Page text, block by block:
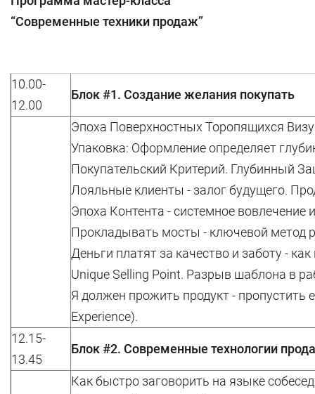
“Современные техники продаж”
10.00-
12.00
Блок #1. Создание желания покупать
Эпоха Поверхностных Торопящихся
Упаковка: Оформление определяет
Покупательский Критерий. Глубинный
Лояльные клиенты - залог будущего.
Эпоха Контента - системное вовлечение
Прокладывать мосты - ключевой метод
Деньги платят за качество и заботу -
Unique Selling Point. Разрыв шаблона в
Я должен прожить продукт - пропустить
Experience).
12.15-
13.45
Блок #2. Современные технологии
Как быстро заговорить на языке